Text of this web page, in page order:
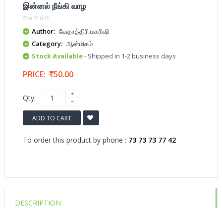
இன்னல் நீங்கி வாழ
Author: வேதாத்திரி மகரிஷி
Category: ஆன்மிகம்
Stock Available- Shipped in 1-2 business days
PRICE: 50.00
Qty:
ADD TO CART
To order this product by phone : 73 73 73 77 42
DESCRIPTION